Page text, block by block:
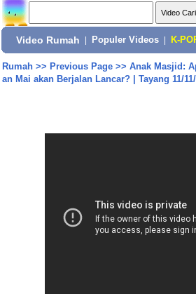
Video Rumah Populer Videos K-
Rumah>> Previous Page>> Anak Masjid:
an Mai akan Berjalan Lancar? | Tayang 11/